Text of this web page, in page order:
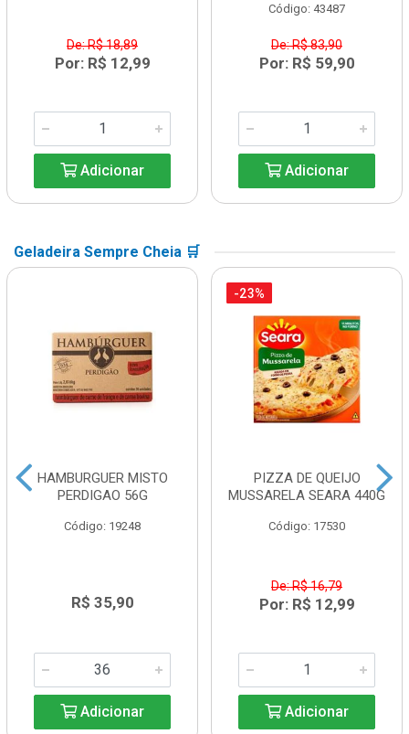
De: R$ 18,89
Por: R$ 12,99
Adicionar
Código: 43487
De: R$ 83,90
Por: R$ 59,90
Adicionar
Geladeira Sempre Cheia 🛒
HAMBURGUER MISTO
PERDIGAO 56G
Código: 19248
R$ 35,90
Adicionar
-23%
PIZZA DE QUEIJO
MUSSARELA SEARA 440G
Código: 17530
De: R$ 16,79
Por: R$ 12,99
Adicionar